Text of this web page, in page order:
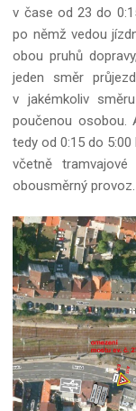
v čase od 23 do
po němž vedou
obou pruhů
jeden směr
v jakémkoliv
poučenou osobou.
tedy od 0:15 do
včetně
obousměrný provoz.